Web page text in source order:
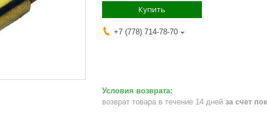
Купить
+7 (778) 714-78-70
возврат товара в течение 14 дней за счет